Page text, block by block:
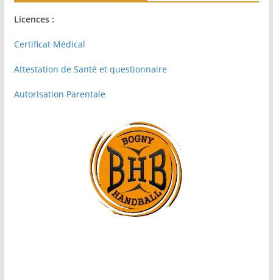
Licences :
Certificat Médical
Attestation de Santé et questionnaire
Autorisation Parentale